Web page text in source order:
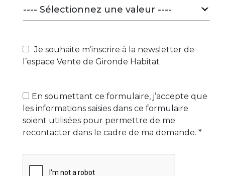
---- Sélectionnez une valeur ----
Je souhaite m’inscrire à la newsletter de
l’espace Vente de Gironde Habitat
En soumettant ce formulaire, j’accepte que
les informations saisies dans ce formulaire
soient utilisées pour permettre de me
recontacter dans le cadre de ma demande. *